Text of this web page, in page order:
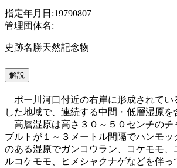
指定年月日:19790807
管理団体名:
史跡名勝天然記念物
解説
ポー川河口付近の右岸に形成されてい
した地域で、連続する中間・低層湿原を
高層湿原は高さ３０～５０センチのチ
ブルトが１～３メートル間隔でハンモ
のある湿原でガンコウラン、コケモモ、
ルコケモモ、ヒメシャクナゲなどを伴っ